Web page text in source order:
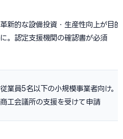
革新的な設備投資・生産性向上が目
に。認定支援機関の確認書が必須
従業員5名以下の小規模事業者向け。
商工会議所の支援を受けて申請